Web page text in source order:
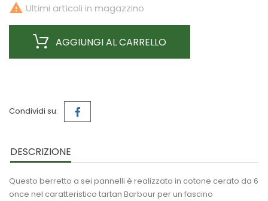
 Ultimi articoli in magazzino
AGGIUNGI AL CARRELLO
Condividi su:
DESCRIZIONE
Questo berretto a sei pannelli è realizzato in cotone cerato da 6
once nel caratteristico tartan Barbour per un fascino